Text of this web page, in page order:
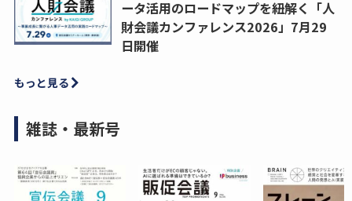
ータ活用のロードマップを紐解く「人
財会議カンファレンス2026」7月29
日開催
もっと見る
雑誌・最新号